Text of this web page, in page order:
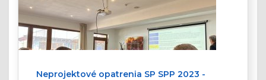
Neprojektové opatrenia SP SPP 2023 -